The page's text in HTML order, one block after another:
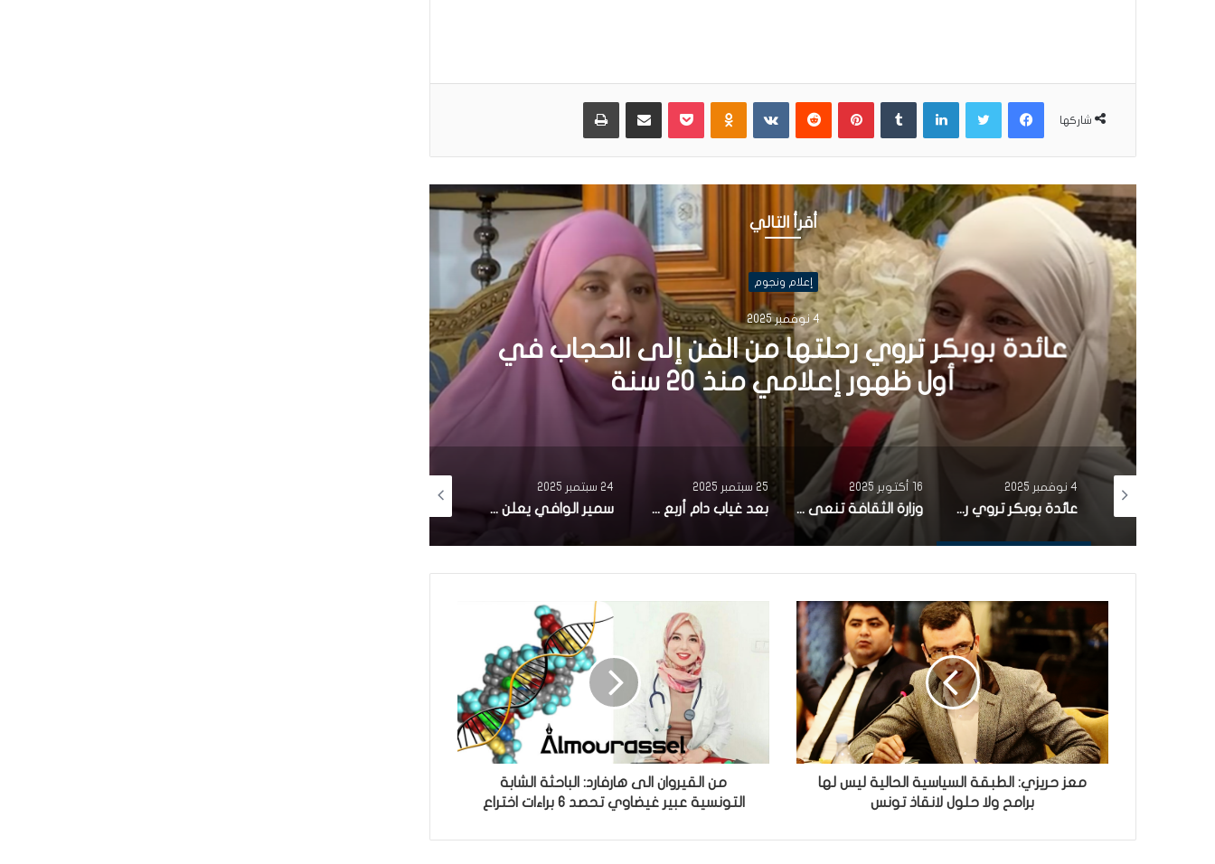
شاركها
فيسبوكتويتر لينكدإن بينتيريست Odnoklassniki
بوكيت مشاركة عبر البريد طباعة
أقرأ التالي
إعلام ونجوم
4 نوفمبر 2025
عائدة بوبكر تروي رحلتها من الفن إلى الحجاب في
أول ظهور إعلامي منذ 20 سنة
4 نوفمبر 2025
عائدة بوبكر تروي رحلتها من الفن إلى الحجاب في أول ظهور إعلامي منذ 20 سنة
16 أكتوبر 2025
وزارة الثقافة تنعى الممثل علي الفارسي
25 سبتمبر 2025
بعد غياب دام أربع سنوات..سامي الفهري يعلن عن مسلسل جديد بعوان “هاذي آخرتها”
24 سبتمبر 2025
سمير الوافي يعلن عن وفاة شقيقه ماهر:”فاجعة كبيرة.. رحل عنا في عز شبابه”
معز حريزي: الطبقة السياسية الحالية ليس لها
برامح ولا حلول لانقاذ تونس
من القيروان الى هارفارد: الباحثة الشابة
التونسية عبير غيضاوي تحصد 6 براءات اختراع